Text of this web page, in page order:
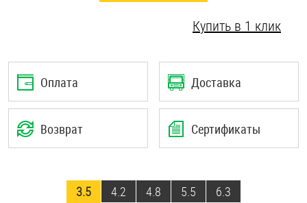
Купить в 1 клик
Оплата Доставка
Возврат Сертификаты
3.5 4.2 4.8 5.5 6.3